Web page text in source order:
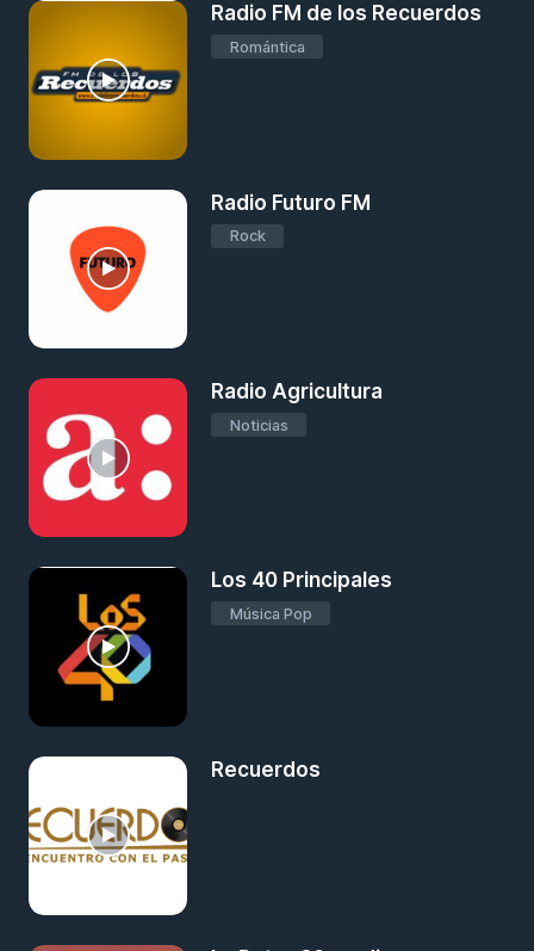
Radio FM de los Recuerdos
Romántica
Radio Futuro FM
Rock
Radio Agricultura
Noticias
Los 40 Principales
Música Pop
Recuerdos